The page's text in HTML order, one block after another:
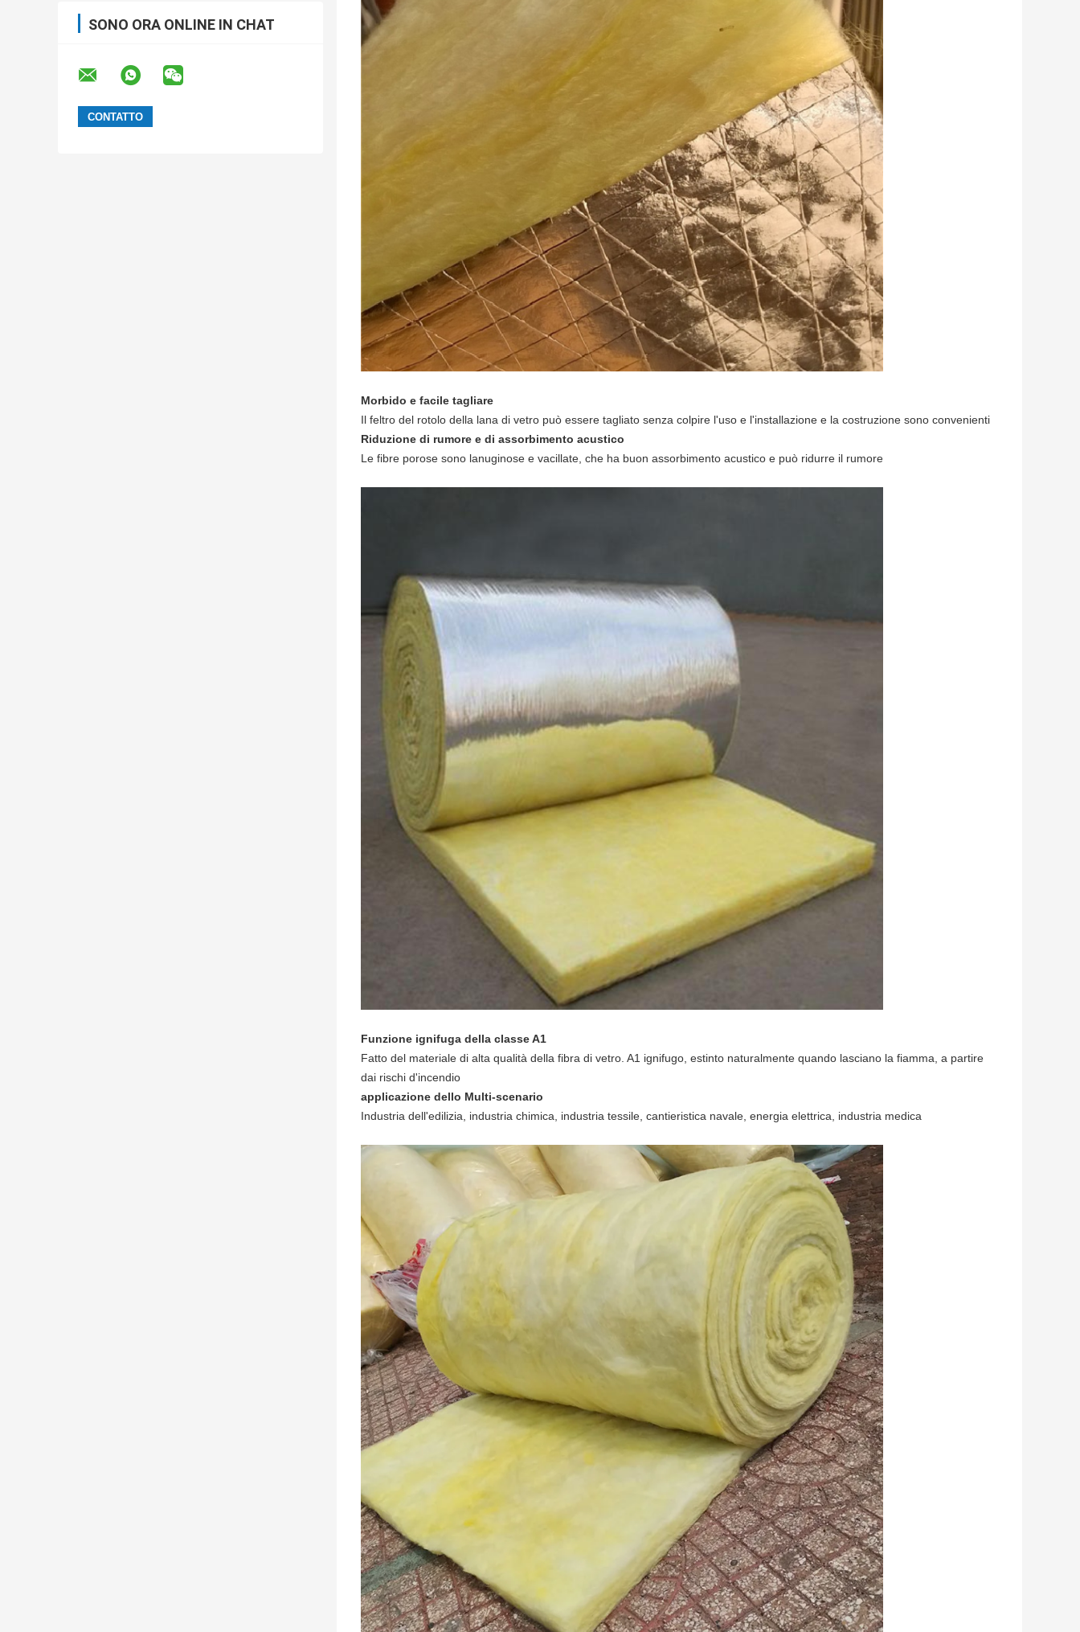
Lasciate un messaggio
Ti richiameremo presto!
INVIA
SONO ORA ONLINE IN CHAT
Morbido e facile tagliare
Il feltro del rotolo della lana di vetro può essere tagliato senza colpire l'uso e l'installazione e la costruzione sono convenienti
Riduzione di rumore e di assorbimento acustico
Le fibre porose sono lanuginose e vacillate, che ha buon assorbimento acustico e può ridurre il rumore
Funzione ignifuga della classe A1
Fatto del materiale di alta qualità della fibra di vetro. A1 ignifugo, estinto naturalmente quando lasciano la fiamma, a partire
dai rischi d'incendio
applicazione dello Multi-scenario
Industria dell'edilizia, industria chimica, industria tessile, cantieristica navale, energia elettrica, industria medica